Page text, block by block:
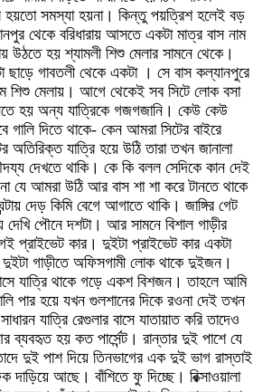
হয়তো সমস্যা হয়না। কিন্তু পয়ত্রিশ হলেই বড়
থেকে বরিধারায় আসতে একটা মাত্র বাস নাম
উঠতে হয় শ্যামলী শিশু মেলার সামনে থেকে।
ছাড়ে গাবতলী থেকে একটা । সে বাস কল্যানপুরে
শিশু মেলায়। আগে থেকেই সব সিটে লোক বসা
হয় অন্য যাত্রিকে গজগজানি। কেউ কেউ
গালি দিতে থাকে- কেন আমরা সিটের বাইরে
যাত্রি হয়ে উঠি তারা তখন জানালা
দেখতে থাকি। কে কি বলল সেদিকে কান দেই
যে আমরা উঠি আর বাস শা শা করে টানতে থাকে
দেড় কিমি বেগে আগাতে থাকি। জাঙ্গির গেট
দেখি পৌনে দশটা। আর সামনে বিশাল গাড়ীর
প্রাইভেট কার। দুইটা প্রাইভেট কার একটা
গাড়ীতে অফিসগামী লোক থাকে দুইজন।
যাত্রি থাকে গড়ে একশ বিশজন। তাহলে আমি
পার হয়ে যখন গুলশানের দিকে রওনা দেই তখন
যাত্রি রেগুলার বাসে যাতায়াত করি তাদেও
ব্যবহৃত হয় কত পার্সেন্ট। রান্তার দুই পাশে যে
তাদে দুই পাশ দিয়ে তিনভাগের এক দুই ভাগ রাস্তাই
দাড়িয়ে আছে। বাঁশিতে ফু দিচ্ছে। রিক্সাওয়ালা